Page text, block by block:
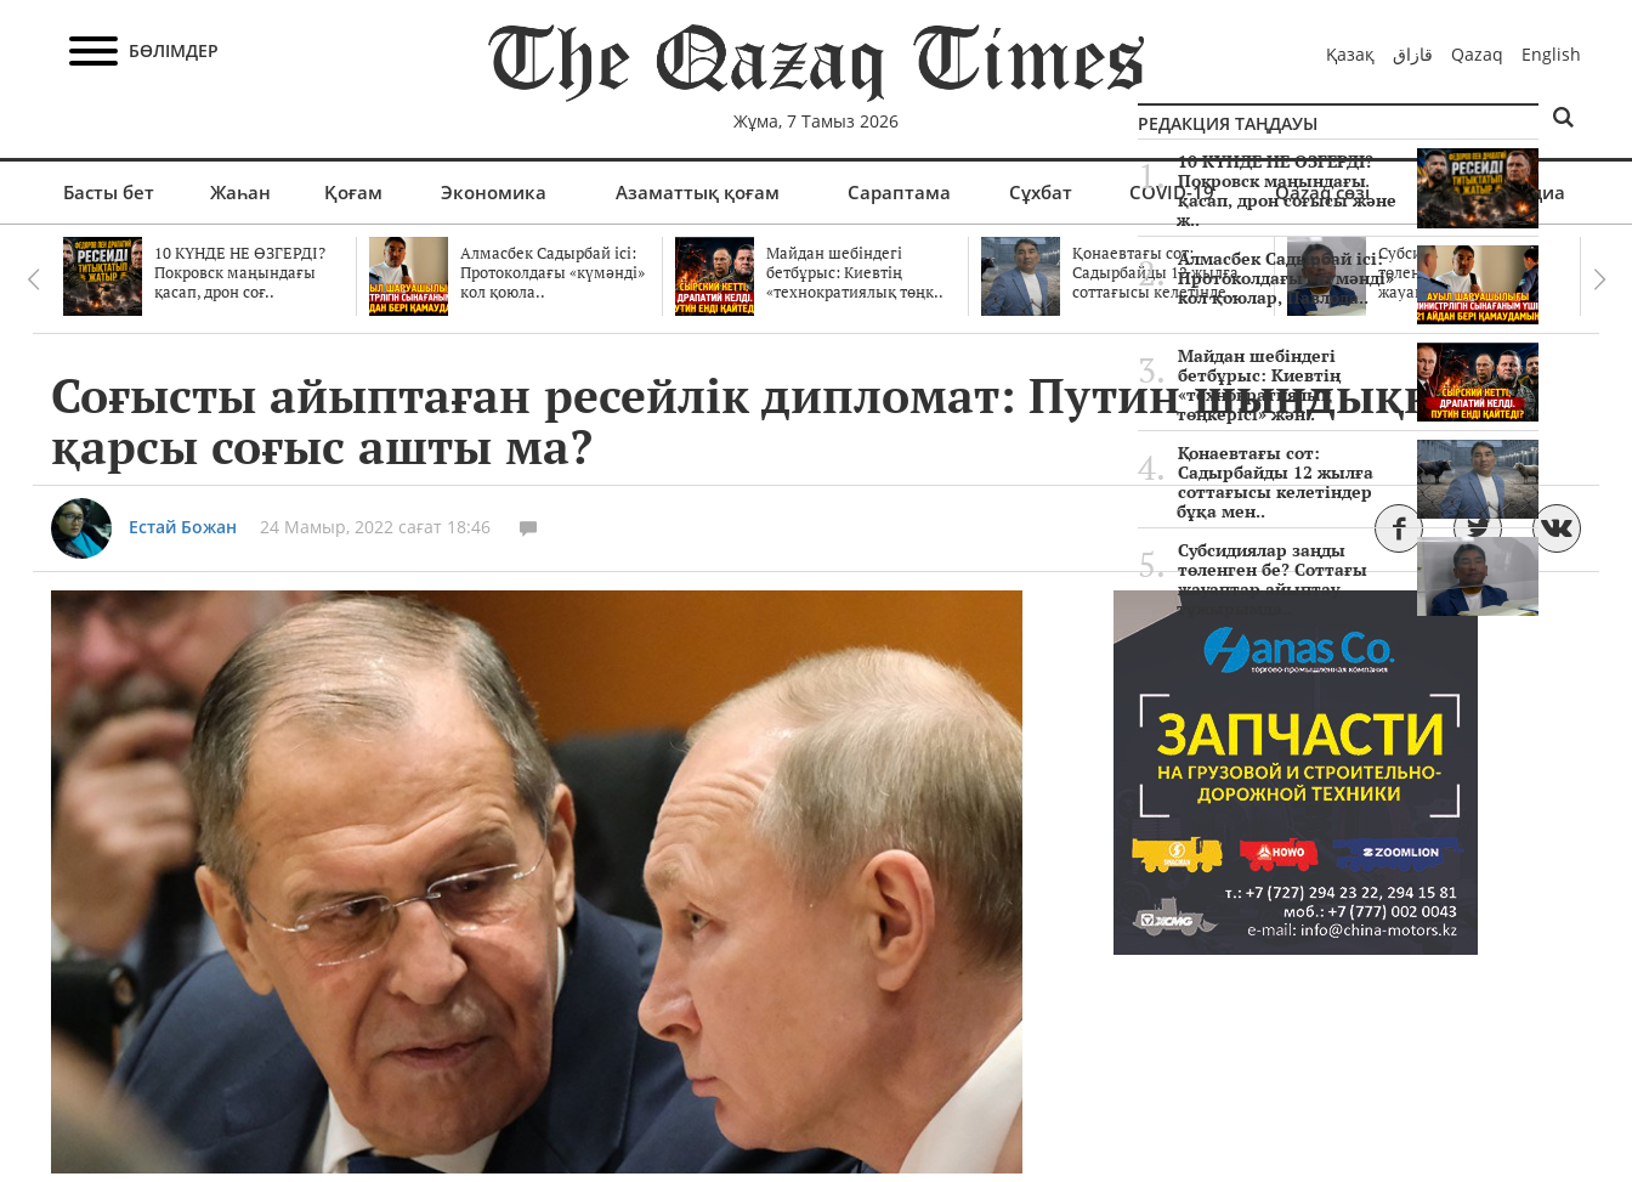
БӨЛІМДЕР
Жұма, 7 Тамыз 2026
Қазақ قازاق Qazaq English
Басты бет Жаһан Қоғам Экономика Азаматтық қоғам Сараптама Сұхбат COVID-19 Qazaq сөзі Мультимедиа
10 КҮНДЕ НЕ ӨЗГЕРДІ?
Покровск маңындағы
қасап, дрон соғ..
Алмасбек Садырбай ісі:
Протоколдағы «күмәнді»
кол қоюла..
Майдан шебіндегі
бетбұрыс: Киевтің
«технократиялық төңк..
Қонаевтағы сот:
Садырбайды 12 жылға
соттағысы келетінде..
Субсидиялар заңды
төленген бе? Соттағы
жауаптар айыптау..
Соғысты айыптаған ресейлік дипломат: Путин шындыққақ
қарсы соғыс ашты ма?
Естай Божан 24 Мамыр, 2022 сағат 18:46
РЕДАКЦИЯ ТАҢДАУЫ
10 КҮНДЕ НЕ ӨЗГЕРДІ?
Покровск маңындағы
қасап, дрон соғысы және
ж..
Алмасбек Садырбай ісі:
Протоколдағы «күмәнді»
кол қоюлар, Павлода..
Майдан шебіндегі
бетбұрыс: Киевтің
«технократиялық
төңкерісі» жән..
Қонаевтағы сот:
Садырбайды 12 жылға
соттағысы келетіндер
бұқа мен..
Субсидиялар заңды
төленген бе? Соттағы
жауаптар айыптау
тұжырымда..